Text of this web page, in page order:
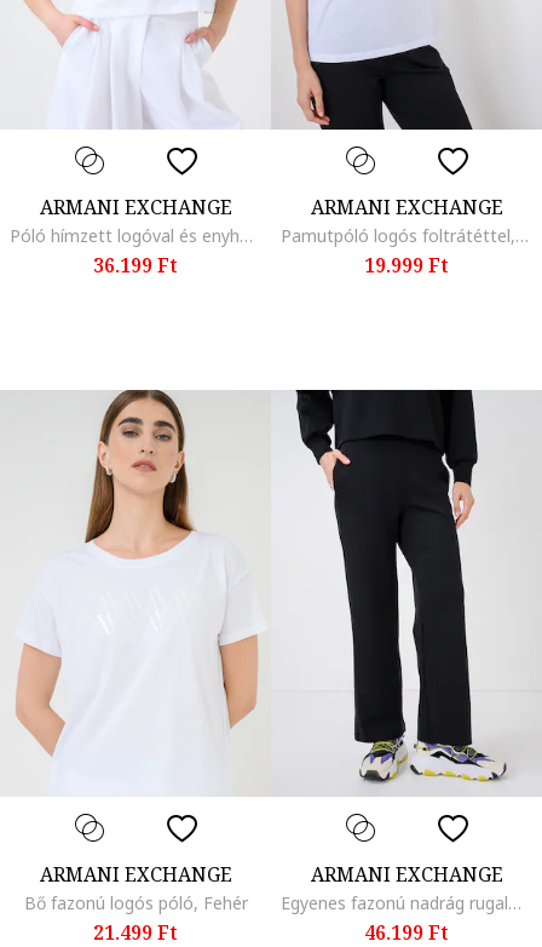
ARMANI EXCHANGE
Póló hímzett logóval és enyhén áttetsző anyagbetétekkel, Fehér
36.199 Ft
ARMANI EXCHANGE
Pamutpóló logós foltrátéttel, Fehér
19.999 Ft
ARMANI EXCHANGE
Bő fazonú logós póló, Fehér
21.499 Ft
ARMANI EXCHANGE
Egyenes fazonú nadrág rugalmas derékrésszel, Fekete
46.199 Ft